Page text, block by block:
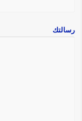
رسالتك